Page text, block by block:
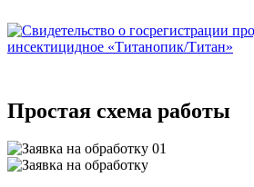
Простая схема работы
01